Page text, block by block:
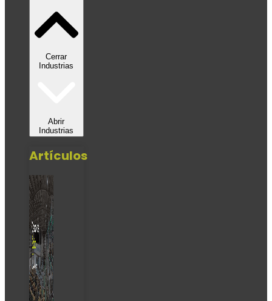
Cerrar
Industrias
Abrir
Industrias
Artículos